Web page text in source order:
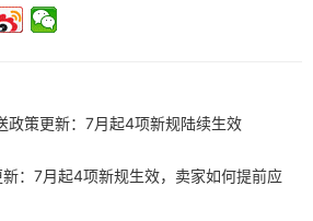
政策更新：7月起4项新规陆续生效
：7月起4项新规生效，卖家如何提前应